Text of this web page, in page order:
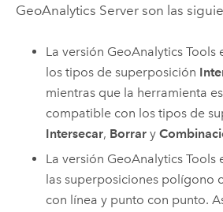
GeoAnalytics Serverson las
La versión GeoAnalytics Tools
los tipos de superposición
mientras que la herramienta
compatible con los tipos de
Intersecar, Borrar y
La versión GeoAnalytics Tools
las superposiciones polígono
con línea y punto con punto.